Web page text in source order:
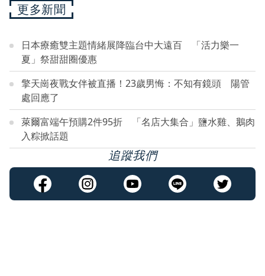
更多新聞
日本療癒雙主題情緒展降臨台中大遠百 「活力樂一
夏」祭甜甜圈優惠
擎天崗夜戰女伴被直播！23歲男悔：不知有鏡頭 陽管
處回應了
萊爾富端午預購2件95折 「名店大集合」鹽水雞、鵝肉
入粽掀話題
追蹤我們